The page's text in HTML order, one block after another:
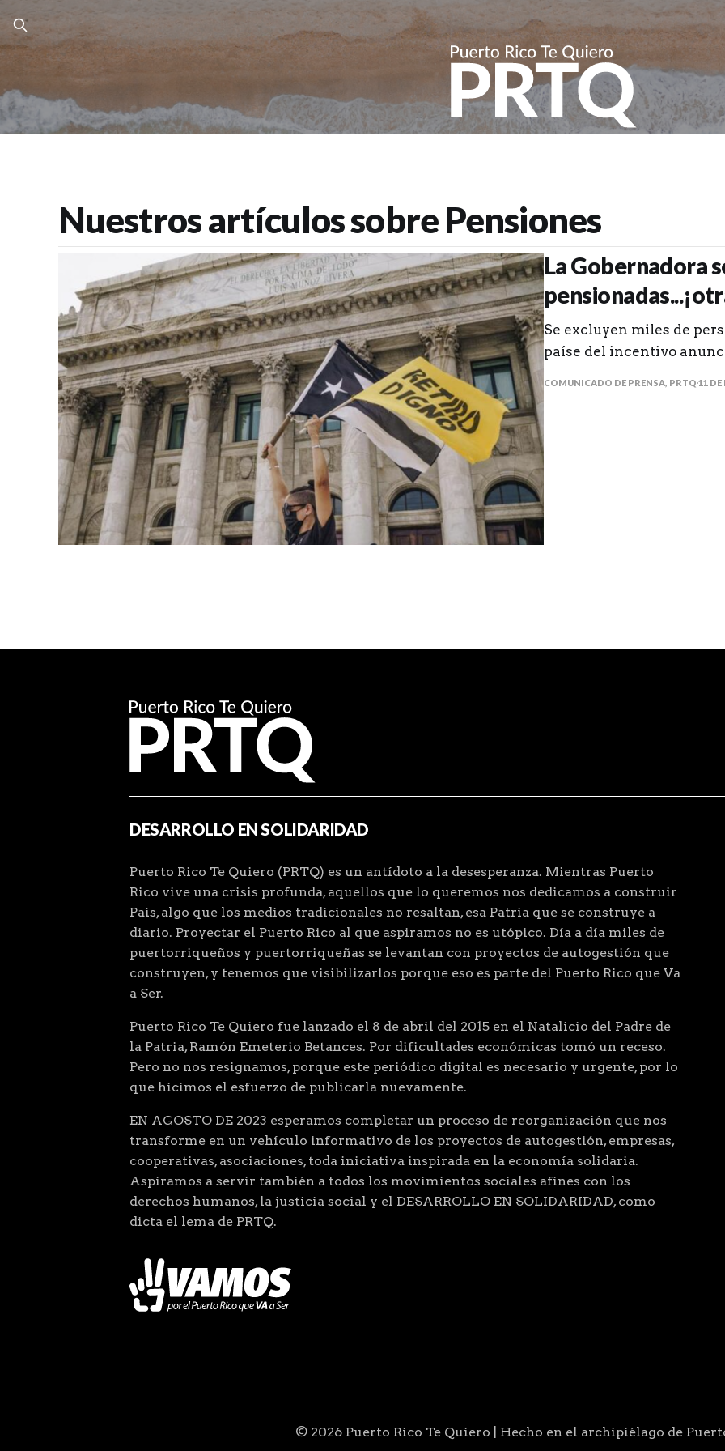
Nuestros artículos sobrePensiones
La Gobernadora
Se excluyen miles de
paíse del incentivo
COMUNICADO DE PRENSA, PRTQ 11 DE
DESARROLLO EN SOLIDARIDAD
Puerto Rico Te Quiero (PRTQ) es un antídoto a la desesperanza. Mientras Puerto
Rico vive una crisis profunda, aquellos que lo queremos nos dedicamos a construir
País, algo que los medios tradicionales no resaltan, esa Patria que se construye a
diario. Proyectar el Puerto Rico al que aspiramos no es utópico. Día a día miles de
puertorriqueños y puertorriqueñas se levantan con proyectos de autogestión que
construyen, y tenemos que visibilizarlos porque eso es parte del Puerto Rico que Va
a Ser.
Puerto Rico Te Quiero fue lanzado el 8 de abril del 2015 en el Natalicio del Padre de
la Patria, Ramón Emeterio Betances. Por dificultades económicas tomó un receso.
Pero no nos resignamos, porque este periódico digital es necesario y urgente, por lo
que hicimos el esfuerzo de publicarla nuevamente.
EN AGOSTO DE 2023 esperamos completar un proceso de reorganización que nos
transforme en un vehículo informativo de los proyectos de autogestión, empresas,
cooperativas, asociaciones, toda iniciativa inspirada en la economía solidaria.
Aspiramos a servir también a todos los movimientos sociales afines con los
derechos humanos, la justicia social y el DESARROLLO EN SOLIDARIDAD, como
dicta el lema de PRTQ.
© 2026 Puerto Rico Te Quiero | Hecho en el archipiélago de